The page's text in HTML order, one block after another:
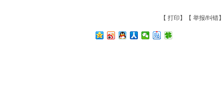
【 打印 】【 举报/纠错